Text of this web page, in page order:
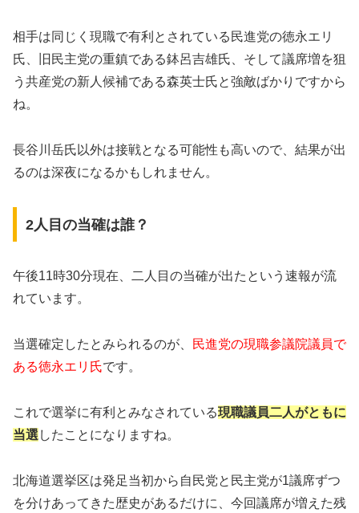
相手は同じく現職で有利とされている民進党の徳永エリ
氏、旧民主党の重鎮である鉢呂吉雄氏、そして議席増を狙
う共産党の新人候補である森英士氏と強敵ばかりですから
ね。
長谷川岳氏以外は接戦となる可能性も高いので、結果が出
るのは深夜になるかもしれません。
2人目の当確は誰？
午後11時30分現在、二人目の当確が出たという速報が流
れています。
当選確定したとみられるのが、
民進党の現職参議院議員で
ある徳永エリ氏です。
これで選挙に有利とみなされている現職議員二人がともに
当選 したことになりますね。
北海道選挙区は発足当初から自民党と民主党が1議席ずつ
を分けあってきた歴史があるだけに、今回議席が増えた残